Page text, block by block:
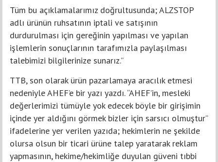
Tüm bu açıklamalarımız doğrultusunda; ALZSTOP
adlı ürünün ruhsatının iptali ve satışının
durdurulması için gereğinin yapılması ve yapılan
işlemlerin sonuçlarının tarafımızla paylaşılması
talebimizi bilgilerinize sunarız.”
TTB, son olarak ürün pazarlamaya aracılık etmesi
nedeniyle AHEF’e bir yazı yazdı. “AHEF’in, mesleki
değerlerimizi tümüyle yok edecek böyle bir girişimin
içinde yer aldığını görmek bizler için sarsıcı olmuştur”
ifadelerine yer verilen yazıda; hekimlerin ne şekilde
olursa olsun bir ticari ürüne talep yaratarak reklam
yapmasının, hekime/hekimliğe duyulan güveni tıbbi